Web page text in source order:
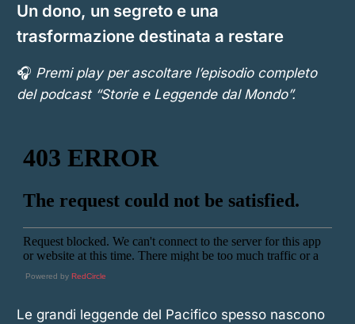
Un dono, un segreto e una
trasformazione destinata a restare
🎧 Premi play per ascoltare l’episodio completo
del podcast “Storie e Leggende dal Mondo”.
Powered by RedCircle
Le grandi leggende del Pacifico spesso nascono